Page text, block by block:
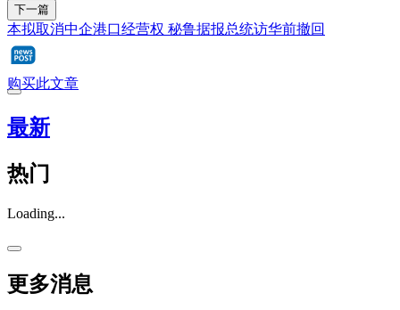
下一篇
本拟取消中企港口经营权 秘鲁据报总统访华前撤回
购买此文章
最新
热门
Loading...
更多消息